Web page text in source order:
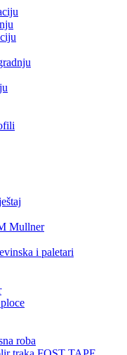
Mullner
i paletari
roba